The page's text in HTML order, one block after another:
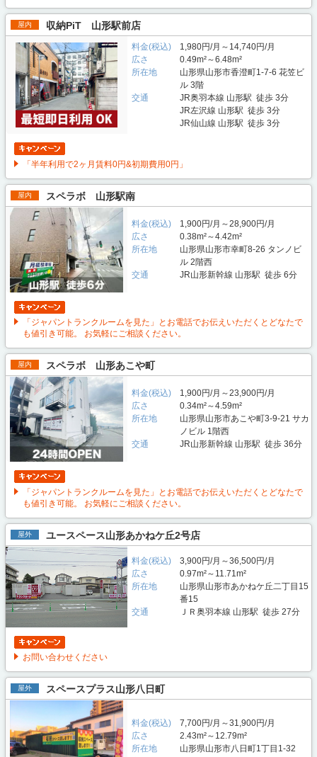
屋内 収納PiT 山形駅前店
料金(税込)
1,980円/月～14,740円/月
広さ
0.49m²～6.48m²
所在地
山形県山形市香澄町1-7-6 花笠ビ
ル 3階
交通
JR奥羽本線 山形駅 徒歩 3分
JR左沢線 山形駅 徒歩 3分
JR仙山線 山形駅 徒歩 3分
「半年利用で2ヶ月賃料0円&初期費用0円」
屋内 スペラボ 山形駅南
料金(税込)
1,900円/月～28,900円/月
広さ
0.38m²～4.42m²
所在地
山形県山形市幸町8-26 タンノビ
ル 2階西
交通
JR山形新幹線 山形駅 徒歩 6分
「ジャパントランクルームを見た」とお電話でお伝えいただくとどなたで
も値引き可能。 お気軽にご相談ください。
屋内 スペラボ 山形あこや町
料金(税込)
1,900円/月～23,900円/月
広さ
0.34m²～4.59m²
所在地
山形県山形市あこや町3-9-21 サカ
ノビル 1階西
交通
JR山形新幹線 山形駅 徒歩 36分
「ジャパントランクルームを見た」とお電話でお伝えいただくとどなたで
も値引き可能。 お気軽にご相談ください。
屋外 ユースペース山形あかねケ丘2号店
料金(税込)
3,900円/月～36,500円/月
広さ
0.97m²～11.71m²
所在地
山形県山形市あかねケ丘二丁目15
番15
交通
ＪＲ奥羽本線 山形駅 徒歩 27分
お問い合わせください
屋外 スペースプラス山形八日町
料金(税込)
7,700円/月～31,900円/月
広さ
2.43m²～12.79m²
所在地
山形県山形市八日町1丁目1-32